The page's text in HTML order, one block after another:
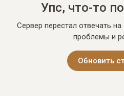
Упс, что-то
Сервер перестал отвечать
проблемы и
Обновить